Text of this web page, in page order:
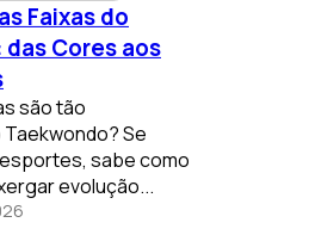
Faixas do
Cores aos
são tão
Se
sabe como
evolução...